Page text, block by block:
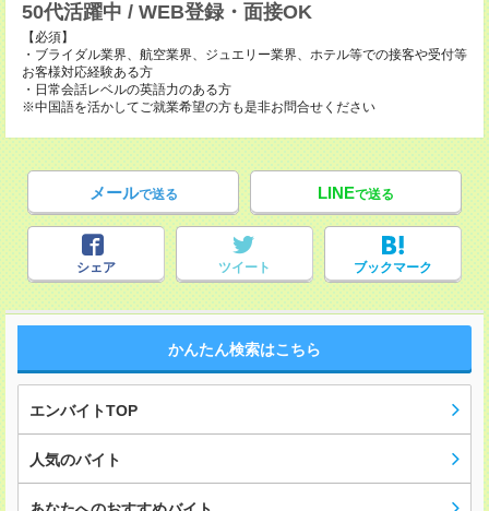
50代活躍中 / WEB登録・面接OK
【必須】
・ブライダル業界、航空業界、ジュエリー業界、ホテル等での接客や受付等
お客様対応経験ある方
・日常会話レベルの英語力のある方
※中国語を活かしてご就業希望の方も是非お問合せください
メールで送る LINEで送る
シェア ツイート ブックマーク
かんたん検索はこちら
エンバイトTOP
人気のバイト